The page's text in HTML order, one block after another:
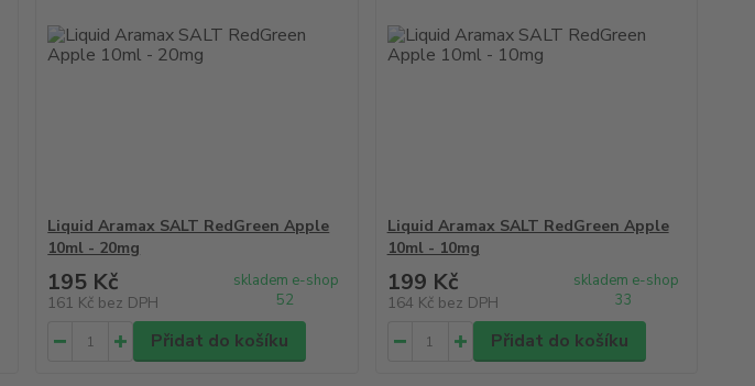
Liquid Aramax SALT RedGreen Apple
10ml - 20mg
195 Kč
161 Kč bez DPH
skladem e-shop
52
Přidat do košíku
Liquid Aramax SALT RedGreen Apple
10ml - 10mg
199 Kč
164 Kč bez DPH
skladem e-shop
33
Přidat do košíku